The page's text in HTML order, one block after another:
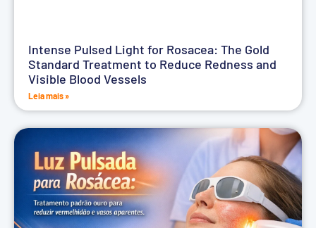
Intense Pulsed Light for Rosacea: The Gold
Standard Treatment to Reduce Redness and
Visible Blood Vessels
Leia mais »